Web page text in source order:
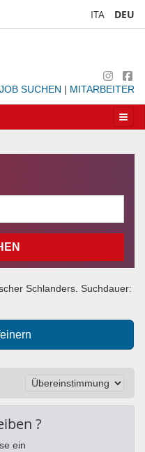
ITA DEU
JOB SUCHEN | MITARBEITER
Apri/
la
Schlanders. Suchdauer:
?
ein